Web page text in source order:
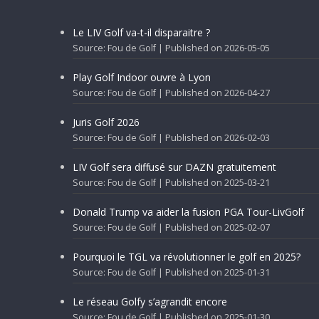
Le LIV Golf va-t-il disparaitre ?
Source: Fou de Golf Published on 2026-05-05
Play Golf Indoor ouvre à Lyon
Source: Fou de Golf Published on 2026-04-27
Juris Golf 2026
Source: Fou de Golf Published on 2026-02-03
LIV Golf sera diffusé sur DAZN gratuitement
Source: Fou de Golf Published on 2025-03-21
Donald Trump va aider la fusion PGA Tour-LivGolf
Source: Fou de Golf Published on 2025-02-07
Pourquoi le TGL va révolutionner le golf en 2025?
Source: Fou de Golf Published on 2025-01-31
Le réseau Golfy s’agrandit encore